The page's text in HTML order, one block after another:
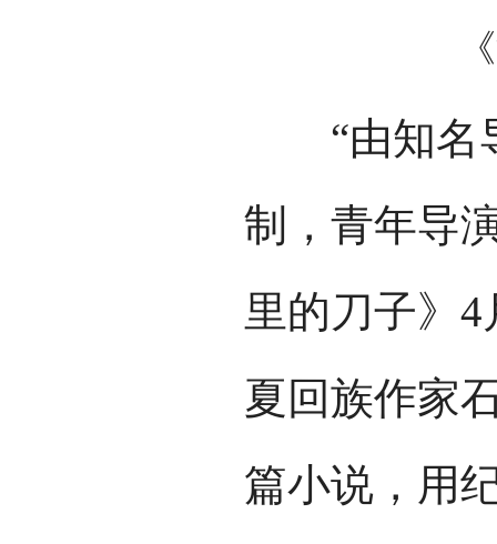
“由知名导
制，青年导
里的刀子》
夏回族作家
篇小说，用